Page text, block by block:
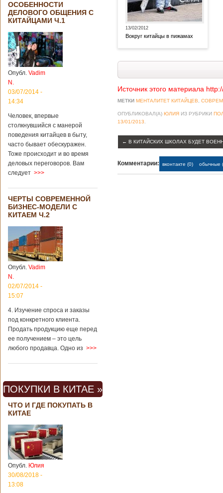
ОСОБЕННОСТИ
ДЕЛОВОГО ОБЩЕНИЯ С
КИТАЙЦАМИ Ч.1
Опубл. Vadim
N.
03/07/2014 -
14:34
Человек, впервые
столкнувшийся с манерой
поведения китайцев в быту,
часто бывает обескуражен.
Тоже происходит и во время
деловых переговоров. Вам
следует >>>
ЧЕРТЫ СОВРЕМЕННОЙ
БИЗНЕС-МОДЕЛИ С
КИТАЕМ Ч.2
Опубл. Vadim
N.
02/07/2014 -
15:07
4. Изучение спроса и заказы
под конкретного клиента.
Продать продукцию еще перед
ее получением – это цель
любого продавца. Одно из >>>
ПОКУПКИ В КИТАЕ »
ЧТО И ГДЕ ПОКУПАТЬ В
КИТАЕ
Опубл. Юлия
30/08/2018 -
13:08
13/02/2012
Вокруг китайцы в пижамах
Источник этого материала
МЕТКИ МЕНТАЛИТЕТ КИТАЙЦЕВ
ОПУБЛИКОВАЛ(А) ЮЛИЯ ИЗ РУБРИКИ
13/01/2013
← В КИТАЙСКИХ ШКОЛАХ БУДЕТ
Комментарии: вконтакте (0) обычные